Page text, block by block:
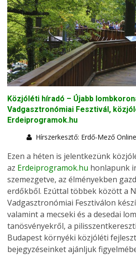
Közjóléti híradó – Újabb
Vadgasztronómiai Fesztivál,
Erdeiprogramok.hu
Hírszerkesztő: Erdő-Mező Online
Ezen a héten is jelentkezünk
az Erdeiprogramok.hu honlapunk
szemezgetve, az élményekben
erdőkből. Ezúttal többek között a
Vadgasztronómiai Fesztiválon
valamint a mecseki és a desedai
tanösvényekről, a
Budapest környéki közjóléti
bejegyzéseinket ajánljuk